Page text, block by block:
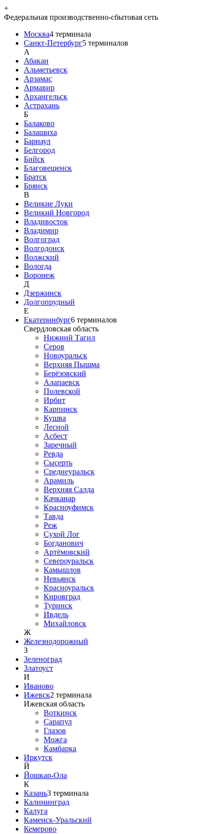
+
Федеральная производственно-сбытовая сеть
Москва4 терминала
Санкт-Петербург5 терминалов
A
Абакан
Альметьевск
Арзамас
Армавир
Архангельск
Астрахань
Б
Балаково
Балашиха
Барнаул
Белгород
Бийск
Благовещенск
Братск
Брянск
В
Великие Луки
Великий Новгород
Владивосток
Владимир
Волгоград
Волгодонск
Волжский
Вологда
Воронеж
Д
Дзержинск
Долгопрудный
Е
Екатеринбург6 терминалов
Свердловская область
Нижний Тагил
Серов
Новоуральск
Верхняя Пышма
Берёзовский
Алапаевск
Полевской
Ирбит
Карпинск
Кушва
Лесной
Асбест
Заречный
Ревда
Сысерть
Среднеуральск
Арамиль
Верхняя Салда
Качканар
Красноуфимск
Тавда
Реж
Сухой Лог
Богданович
Артёмовский
Североуральск
Камышлов
Невьянск
Красноуральск
Кировград
Туринск
Ивдель
Михайловск
Ж
Железнодорожный
З
Зеленоград
Златоуст
И
Иваново
Ижевск2 терминала
Ижевская область
Воткинск
Сарапул
Глазов
Можга
Камбарка
Иркутск
Й
Йошкар-Ола
К
Казань3 терминала
Калининград
Калуга
Каменск-Уральский
Кемерово